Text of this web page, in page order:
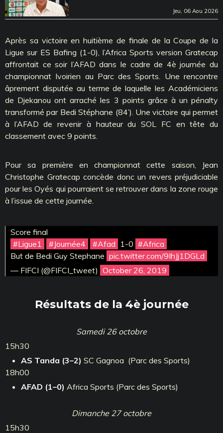
Jeu, 06 Aou 2026
Après sa victoire en huitième de finale de la Coupe de la
Ligue sur ES Bafing (1-0), l’Africa Sports version Gratecap
affrontait ce soir l’AFAD dans le cadre de 4è journée du
championnat Ivoirien au Parc des Sports. Une rencontre
âprement disputée au terme de laquelle les Académiciens
de Djekanou ont arraché les 3 points grâce à un pénalty
transformé par Bedi Stéphane (84’). Une victoire qui permet
à l’AFAD de revenir à hauteur du SOL FC en tête du
classement avec 9 points.
Pour sa première en championnat cette saison, Jean
Christophe Gratecap concède donc un revers préjudiciable
pour les Oyés qui pourraient se retrouver dans la zone rouge
à l’issue de cette journée.
Score final
#Ligue1
#Journée4 #Afad 1-0 #Africa
But de Bedi Guy Stephane pic.twitter.com/9IhJj1DGLd
— FIFCI (@FIFCI_tweet) October 26, 2019
Résultats de la 4è journée
Samedi 26 octobre
15h30
AS Tanda (3–2) SC Gagnoa (Parc des Sports)
18h00
AFAD (1–0) Africa Sports (Parc des Sports)
Dimanche 27 octobre
15h30